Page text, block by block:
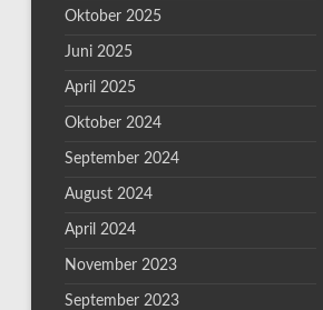
Oktober 2025
Juni 2025
April 2025
Oktober 2024
September 2024
August 2024
April 2024
November 2023
September 2023